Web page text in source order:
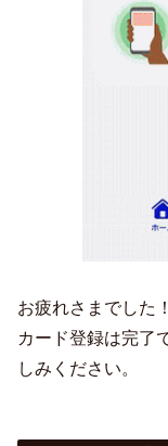
お疲れさまでした
カード登録は完了
しみください。